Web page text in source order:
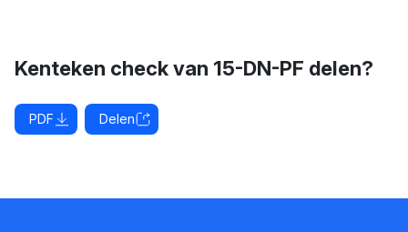
Kenteken check van 15-DN-PF delen?
PDF Delen